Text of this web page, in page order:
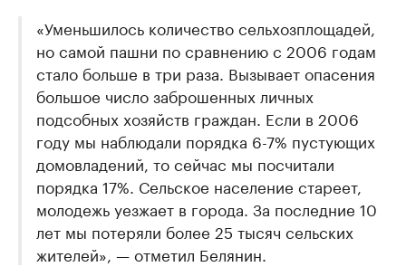
«Уменьшилось количество сельхозплощадей,
но самой пашни по сравнению с 2006 годам
стало больше в три раза. Вызывает опасения
большое число заброшенных личных
подсобных хозяйств граждан. Если в 2006
году мы наблюдали порядка 6-7% пустующих
домовладений, то сейчас мы посчитали
порядка 17%. Сельское население стареет,
молодежь уезжает в города. За последние 10
лет мы потеряли более 25 тысяч сельских
жителей», — отметил Белянин.